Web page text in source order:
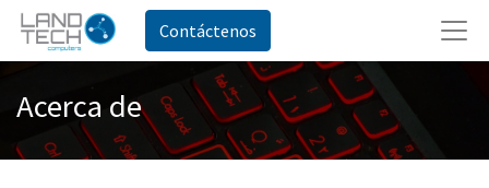
Contáctenos
Acerca de